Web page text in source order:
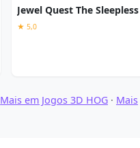
★ 5,0
Mais em Jogos 3D HOG · Mais